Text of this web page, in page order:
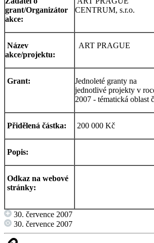
grant/Organizátor
akce:
CENTRUM, s.r.o.
Název
akce/projektu:
ART PRAGUE
Grant:
Jednoleté granty na
jednotlivé projekty v
2007 - tématická oblast
Přidělená částka: 200 000 Kč
Popis:
Odkaz na webové
stránky:
30. července 2007
30. července 2007